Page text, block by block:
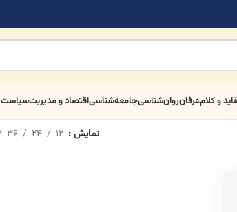
و کلامعرفانروان‌شناسیجامعه‌شناسیاقتصاد و مدیریتسیاست
نمایش 12
24
36